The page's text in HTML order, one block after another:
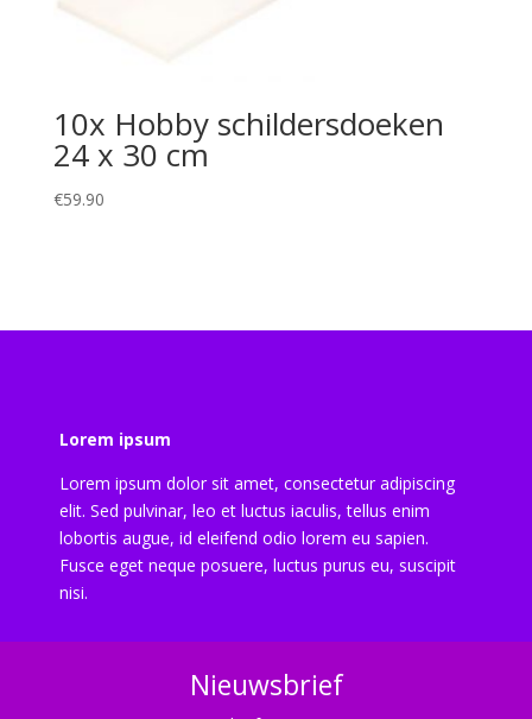
10x Hobby schildersdoeken
24 x 30 cm
€59.90
Lorem ipsum
Lorem ipsum dolor sit amet, consectetur adipiscing
elit. Sed pulvinar, leo et luctus iaculis, tellus enim
lobortis augue, id eleifend odio lorem eu sapien.
Fusce eget neque posuere, luctus purus eu, suscipit
nisi.
Nieuwsbrief